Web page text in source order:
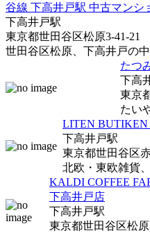
谷線 下高井戸駅 中古マンシ
下高井戸駅
東京都世田谷区松原3-41-21
世田谷区松原、下高井戸の
たつ
下高
東京
たい
LITEN BUTIKEN
下高井戸駅
東京都世田谷区
北欧・東欧雑貨
KALDI COFFEE
下高井戸店
下高井戸駅
東京都世田谷区松